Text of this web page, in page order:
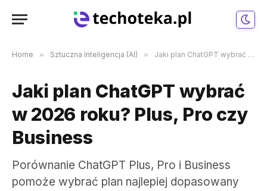
Home » Sztuczna Inteligencja (AI) » Jaki plan ChatGPT wybrać w 2026 roku? Plus, Pro czy Business
Jaki plan ChatGPT wybrać
w 2026 roku? Plus, Pro czy
Business
Porównanie ChatGPT Plus, Pro i Business
pomoże wybrać plan najlepiej dopasowany